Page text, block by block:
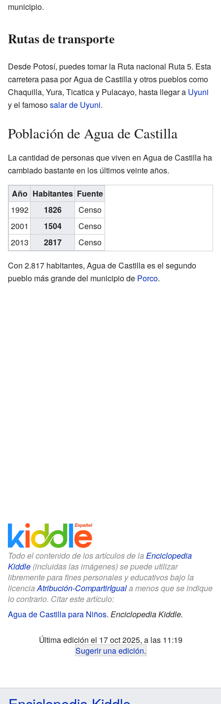
municipio.
Rutas de transporte
Desde Potosí, puedes tomar la Ruta nacional Ruta 5. Esta
carretera pasa por Agua de Castilla y otros pueblos como
Chaquilla, Yura, Ticatica y Pulacayo, hasta llegar a Uyuni
y el famososalar de Uyuni.
Población de Agua de Castilla
La cantidad de personas que viven en Agua de Castilla ha
cambiado bastante en los últimos veinte años.
Año Habitantes Fuente
1992
1826
Censo
2001
1504
Censo
2013
2817 Censo
Con 2.817 habitantes, Agua de Castilla es el segundo
pueblo más grande del municipio de Porco.
Todo el contenido de los artículos de la Enciclopedia
Kiddle (incluidas las imágenes) se puede utilizar
libremente para fines personales y educativos bajo la
licenciaAtribución-CompartirIguala menos que se indique
lo contrario. Citar este artículo:
Agua de Castilla para Niños. Enciclopedia Kiddle.
Última edición el 17 oct 2025, a las 11:19
Sugerir una edición.